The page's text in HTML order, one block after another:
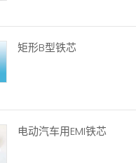
矩形B型铁芯
电动汽车用EMI铁芯